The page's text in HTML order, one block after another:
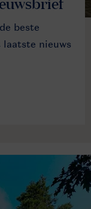
beste
nieuws